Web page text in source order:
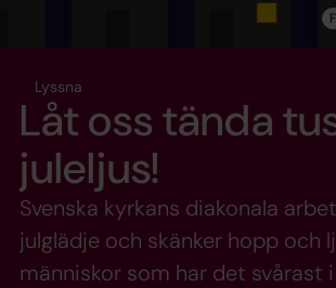
Lyssna
Låt oss tända
juleljus!
Svenska kyrkans diakonala
julglädje och skänker hopp och
människor som har det svårast